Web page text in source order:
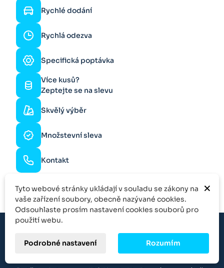
Rychlé dodání
Rychlá odezva
Specifická poptávka
Více kusů?
Zeptejte se na slevu
Skvělý výběr
Množstevní sleva
Kontakt
O Rexroth-Parts
×
Tyto webové stránky ukládají v souladu se zákony na
vaše zařízení soubory, obecně nazývané cookies.
Odsouhlaste prosím nastavení cookies souborů pro
použití webu.
Podrobné nastavení Rozumím